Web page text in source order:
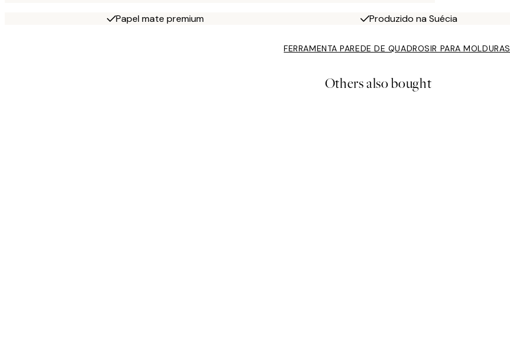
Papel mate premium Produzido na Suécia
FERRAMENTA PAREDE DE QUADROSIR PARA MOLDURAS
Others also bought